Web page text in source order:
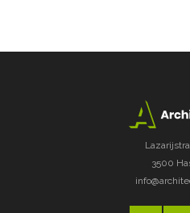
3500